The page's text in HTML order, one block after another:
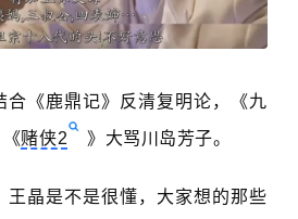
合《鹿鼎记》反清复明论，《九
赌侠2 》大骂川岛芳子。
王晶是不是很懂，大家想的那些